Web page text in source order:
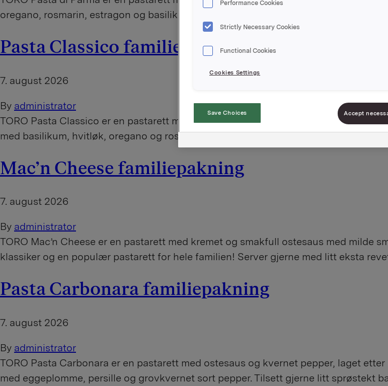
oregano, rosmarin, estragon og basilikum. Lett å like, lett å lage.
Pasta Classico familiepakning
7. august 2026
By administrator
TORO Pasta Classico er en pastarett med kremet tomatsaus og urter, laget etter
med basilikum, hvitløk, oregano og rosmarin. En populær pastarett for hele
Mac'n Cheese familiepakning
7. august 2026
By administrator
TORO Mac’n Cheese er en pastarett med kremet og smakfull ostesaus med milde
klassiker og en populær pastarett for hele familien! Server gjerne med litt eksta
Pasta Carbonara familiepakning
7. august 2026
By administrator
TORO Pasta Carbonara er en pastarett med ostesaus og kvernet pepper, laget
med eggeplomme, persille og grovkvernet sort pepper. Tilsett gjerne litt sprøstekt
Performance Cookies
Strictly Necessary Cookies
Functional Cookies
Cookies Settings
Save Choices Accept